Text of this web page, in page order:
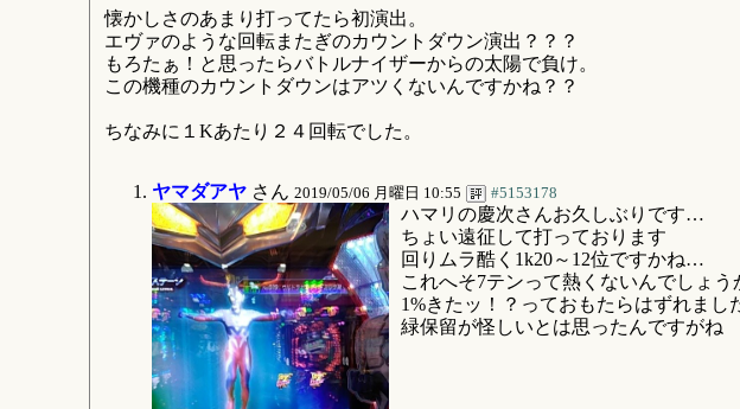
懐かしさのあまり打ってたら初演出。
エヴァのような回転またぎのカウントダウン演出？？？
もろたぁ！と思ったらバトルナイザーからの太陽で負け。
この機種のカウントダウンはアツくないんですかね？？
ちなみに１Kあたり２４回転でした。
ヤマダアヤさん 2019/05/06 月曜日 10:55 #5153178
ハマリの慶次さんお久しぶりです…
ちょい遠征して打っております
回りムラ酷く1k20～12位ですかね…
これへそ7テンって熱くないんでしょう
1%きたッ！？っておもたらはずれまし
緑保留が怪しいとは思ったんですがね